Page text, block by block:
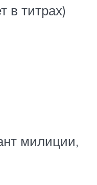
в титрах)
милиции,